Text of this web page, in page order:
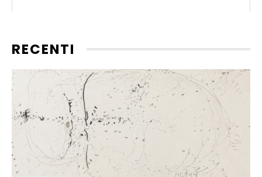
RECENTI